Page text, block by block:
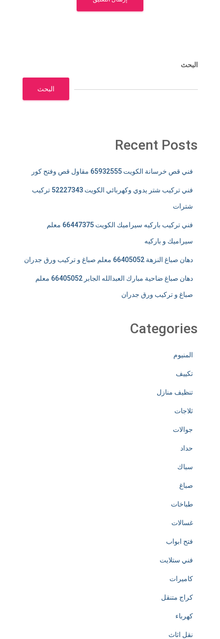
البحث
البحث
Recent Posts
فني قص خرسانة الكويت 65932555 مقاول قص وفتح كور
فني تركيب شتر يدوي وكهربائي الكويت 52227343 تركيب
شترات
فني تركيب باركيه سيراميك الكويت 66447375 معلم
سيراميك و باركيه
دهان صباغ النزهة 66405052 معلم صباغ و تركيب ورق جدران
دهان صباغ ضاحية مبارك العبدالله الجابر 66405052 معلم
صباغ و تركيب ورق جدران
Categories
المنيوم
تكييف
تنظيف منازل
ثلاجات
جوالات
حداد
سباك
صباغ
طباخات
غسالات
فتح ابواب
فني ستلايت
كاميرات
كراج متنقل
كهرباء
نقل اثاث